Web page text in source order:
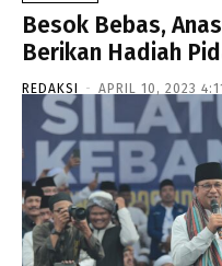
Besok Bebas,
Berikan Hadiah
REDAKSI - APRIL 10, 2023